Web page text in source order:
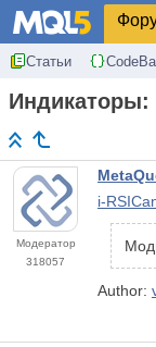
Статьи
Индикаторы:
Модератор
318057
i-
Author: